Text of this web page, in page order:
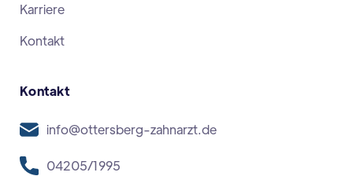
Karriere
Kontakt
Kontakt
info@ottersberg-zahnarzt.de
04205/1995